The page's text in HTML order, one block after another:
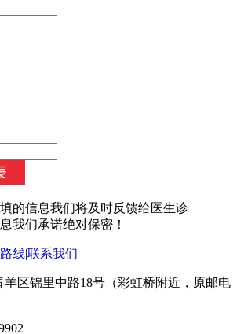
的信息我们将及时反馈给医生诊
我们承诺绝对保密！
线|联系我们
区锦里中路18号（彩虹桥附近，原邮电